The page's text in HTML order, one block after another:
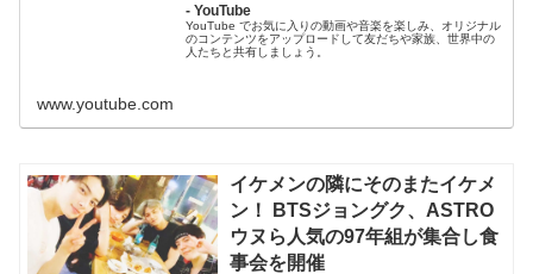
- YouTube
YouTube でお気に入りの動画や音楽を楽しみ、オリジナル
のコンテンツをアップロードして友だちや家族、世界中の
人たちと共有しましょう。
www.youtube.com
イケメンの隣にそのまたイケメ
ン！ BTSジョングク、ASTRO
ウヌら人気の97年組が集合し食
事会を開催